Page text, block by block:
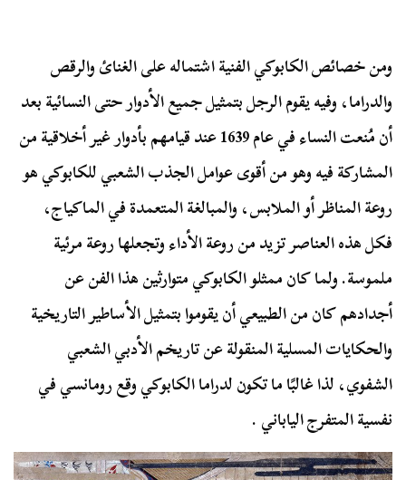
ومن خصائص الكابوكي الفنية اشتماله على الغنائ والرقص
والدراما، وفيه يقوم الرجل بتمثيل جميع الأدوار حتى النسائية بعد
أن مُنعت النساء في عام 1639 عند قيامهم بأدوار غير أخلاقية من
المشاركة فيه وهو من أقوى عوامل الجذب الشعبي للكابوكي هو
روعة المناظر أو الملابس، والمبالغة المتعمدة في الماكياج،
فكل هذه العناصر تزيد من روعة الأداء وتجعلها روعة مرئية
ملموسة. ولما كان ممثلو الكابوكي متوارثين هذا الفن عن
أجدادهم كان من الطبيعي أن يقوموا بتمثيل الأساطير التاريخية
والحكايات المسلية المنقولة عن تاريخم الأدبي الشعبي
الشفوي، لذا غالبًا ما تكون لدراما الكابوكي وقع رومانسي في
نفسية المتفرج الياباني .